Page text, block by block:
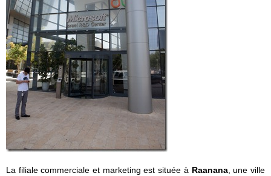
La filiale commerciale et marketing est située à Raanana, une ville